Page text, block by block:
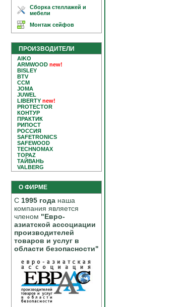
Сборка стеллажей и
мебели
Монтаж сейфов
ПРОИЗВОДИТЕЛИ
AIKO
ARMWOOD new!
BISLEY
BTV
CCM
JOMA
JUWEL
LIBERTY new!
PROTECTOR
КОНТУР
ПРАКТИК
РИПОСТ
РОССИЯ
SAFETRONICS
SAFEWOOD
TECHNOMAX
TOPAZ
ТАЙВАНЬ
VALBERG
О ФИРМЕ
С 1995 года наша
компания является
членом "Евро-
азиатской ассоциации
производителей
товаров и услуг в
области безопасности"